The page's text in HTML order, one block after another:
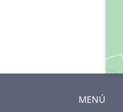
MENÚ